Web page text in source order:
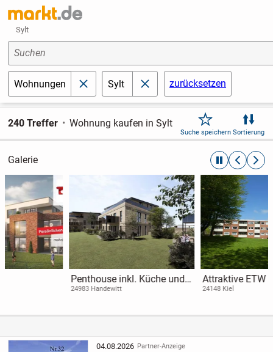
Sylt
Suchen
Wohnungen schließen
Sylt schließenzurücksetzen
240 Treffer Wohnung kaufen in Sylt
Suche speichern Sortierung
Galerie automatische
Penthouse inkl. Küche und
Tiefgaragenstellplatz
Attraktive ETW in Kiel-
Ellerbek - vermietet und
OTTO STÖBEN GmbH!
04.08.2026 Partner-Anzeige